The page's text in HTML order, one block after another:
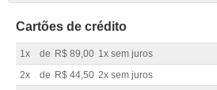
Cartões de crédito
1x de R$ 89,00 1x sem juros
2x
de R$ 44,50 2x sem juros